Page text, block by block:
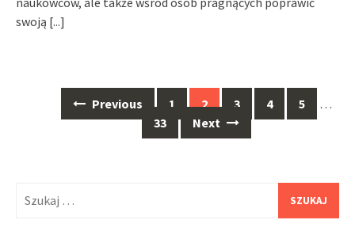
swoją [...]
navigation
Previous 1 2 3 4 5
…
33
Next